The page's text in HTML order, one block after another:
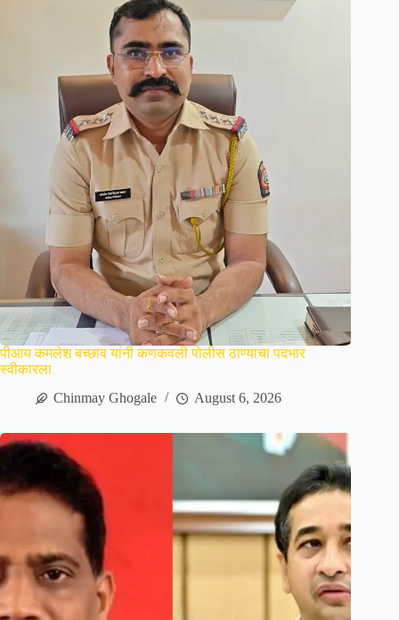
पीआय कमलेश बच्छाव यांनी कणकवली पोलीस ठाण्याचा पदभार
स्वीकारला
Chinmay Ghogale
August 6, 2026